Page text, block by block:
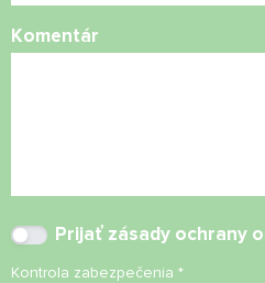
Komentár
Prijať zásady ochrany
Kontrola zabezpečenia *